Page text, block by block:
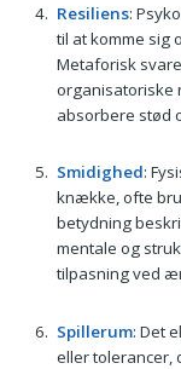
Resiliens:
til at komme sig
Metaforisk
organisatoriske
absorbere stød
Smidighed:
knække, ofte
betydning
mentale og
tilpasning ved
Spillerum: Det
eller tolerancer,